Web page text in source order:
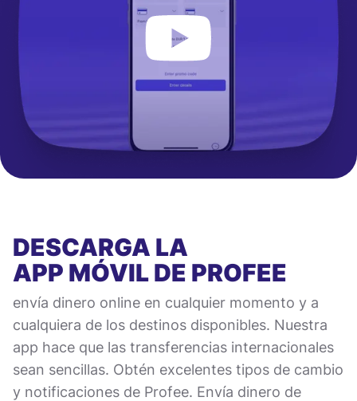
DESCARGA LA
APP MÓVILDE PROFEE
envía dinero online en cualquier momento y a
cualquiera de los destinos disponibles. Nuestra
app hace que las transferencias internacionales
sean sencillas. Obtén excelentes tipos de cambio
y notificaciones de Profee. Envía dinero de